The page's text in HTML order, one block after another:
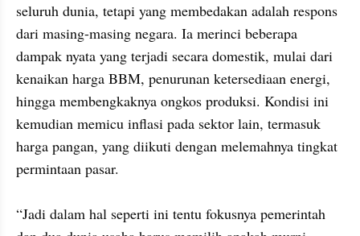
seluruh dunia, tetapi yang membedakan adalah respons
dari masing-masing negara. Ia merinci beberapa
dampak nyata yang terjadi secara domestik, mulai dari
kenaikan harga BBM, penurunan ketersediaan energi,
hingga membengkaknya ongkos produksi. Kondisi ini
kemudian memicu inflasi pada sektor lain, termasuk
harga pangan, yang diikuti dengan melemahnya tingkat
permintaan pasar.
“Jadi dalam hal seperti ini tentu fokusnya pemerintah